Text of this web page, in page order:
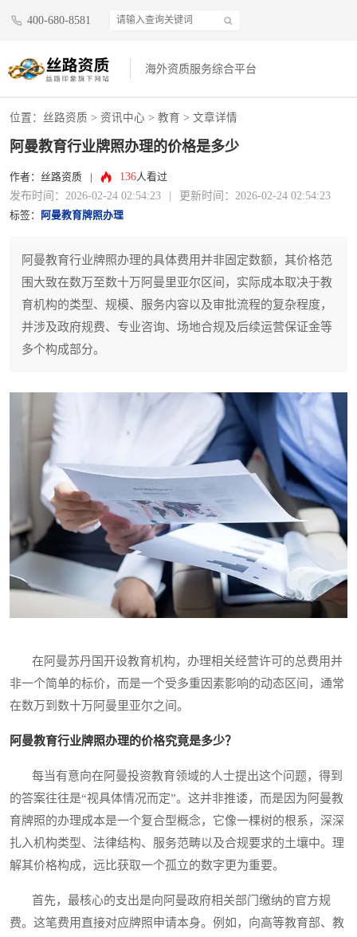
400-680-8581
海外资质服务综合平台
位置： 丝路资质 > 资讯中心 > 教育 > 文章详情
阿曼教育行业牌照办理的价格是多少
作者：丝路资质 136人看过
发布时间：2026-02-24 02:54:23 更新时间：2026-02-24 02:54:23
标签： 阿曼教育牌照办理
阿曼教育行业牌照办理的具体费用并非固定数额，其价格范
围大致在数万至数十万阿曼里亚尔区间，实际成本取决于教
育机构的类型、规模、服务内容以及审批流程的复杂程度，
并涉及政府规费、专业咨询、场地合规及后续运营保证金等
多个构成部分。
在阿曼苏丹国开设教育机构，办理相关经营许可的总费用并
非一个简单的标价，而是一个受多重因素影响的动态区间，通常
在数万到数十万阿曼里亚尔之间。
阿曼教育行业牌照办理的价格究竟是多少？
每当有意向在阿曼投资教育领域的人士提出这个问题，得到
的答案往往是“视具体情况而定”。这并非推诿，而是因为阿曼教
育牌照的办理成本是一个复合型概念，它像一棵树的根系，深深
扎入机构类型、法律结构、服务范畴以及合规要求的土壤中。理
解其价格构成，远比获取一个孤立的数字更为重要。
首先，最核心的支出是向阿曼政府相关部门缴纳的官方规
费。这笔费用直接对应牌照申请本身。例如，向高等教育部、教